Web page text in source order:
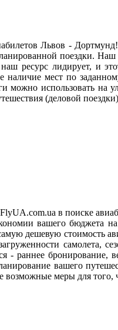
Львов -
поездки.
ресурс лидирует, и
наличие мест по
можно использовать
(деловой
в поиске
вашего бюджета
дешевую стоимость
самолета,
- раннее
вашего
возможные меры для